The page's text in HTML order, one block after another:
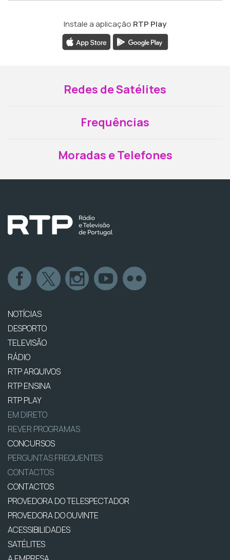
Instale a aplicação RTP Play
Redes de Satélites
Frequências
Moradas e Telefones
NOTÍCIAS
DESPORTO
TELEVISÃO
RÁDIO
RTP ARQUIVOS
RTP ENSINA
RTP PLAY
EM DIRETO
REVER PROGRAMAS
CONCURSOS
PERGUNTAS FREQUENTES
CONTACTOS
CONTACTOS
PROVEDORA DO TELESPECTADOR
PROVEDORA DO OUVINTE
ACESSIBILIDADES
SATÉLITES